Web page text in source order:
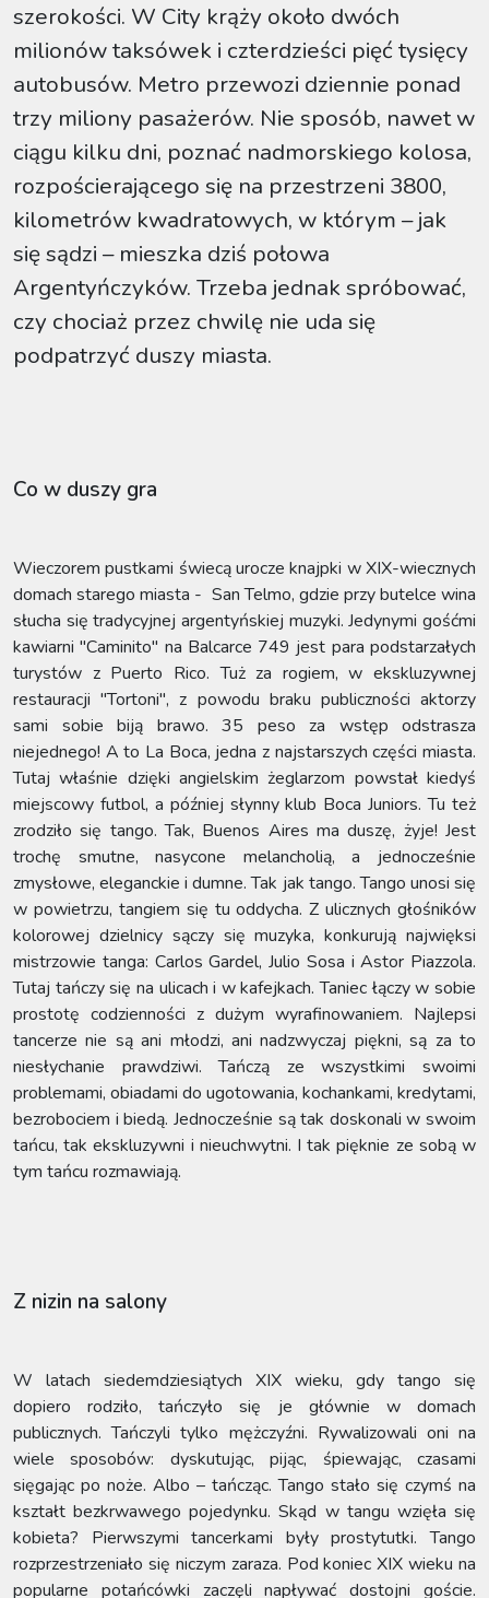
szerokości. W City krąży około dwóch
milionów taksówek i czterdzieści pięć tysięcy
autobusów. Metro przewozi dziennie ponad
trzy miliony pasażerów. Nie sposób, nawet w
ciągu kilku dni, poznać nadmorskiego kolosa,
rozpościerającego się na przestrzeni 3800,
kilometrów kwadratowych, w którym – jak
się sądzi – mieszka dziś połowa
Argentyńczyków. Trzeba jednak spróbować,
czy chociaż przez chwilę nie uda się
podpatrzyć duszy miasta.
Co w duszy gra
Wieczorem pustkami świecą urocze knajpki w XIX-wiecznych
domach starego miasta - San Telmo, gdzie przy butelce wina
słucha się tradycyjnej argentyńskiej muzyki. Jedynymi gośćmi
kawiarni "Caminito" na Balcarce 749 jest para podstarzałych
turystów z Puerto Rico. Tuż za rogiem, w ekskluzywnej
restauracji "Tortoni", z powodu braku publiczności aktorzy
sami sobie biją brawo. 35 peso za wstęp odstrasza
niejednego! A to La Boca, jedna z najstarszych części miasta.
Tutaj właśnie dzięki angielskim żeglarzom powstał kiedyś
miejscowy futbol, a później słynny klub Boca Juniors. Tu też
zrodziło się tango. Tak, Buenos Aires ma duszę, żyje! Jest
trochę smutne, nasycone melancholią, a jednocześnie
zmysłowe, eleganckie i dumne. Tak jak tango. Tango unosi się
w powietrzu, tangiem się tu oddycha. Z ulicznych głośników
kolorowej dzielnicy sączy się muzyka, konkurują najwięksi
mistrzowie tanga: Carlos Gardel, Julio Sosa i Astor Piazzola.
Tutaj tańczy się na ulicach i w kafejkach. Taniec łączy w sobie
prostotę codzienności z dużym wyrafinowaniem. Najlepsi
tancerze nie są ani młodzi, ani nadzwyczaj piękni, są za to
niesłychanie prawdziwi. Tańczą ze wszystkimi swoimi
problemami, obiadami do ugotowania, kochankami, kredytami,
bezrobociem i biedą. Jednocześnie są tak doskonali w swoim
tańcu, tak ekskluzywni i nieuchwytni. I tak pięknie ze sobą w
tym tańcu rozmawiają.
Z nizin na salony
W latach siedemdziesiątych XIX wieku, gdy tango się
dopiero rodziło, tańczyło się je głównie w domach
publicznych. Tańczyli tylko mężczyźni. Rywalizowali oni na
wiele sposobów: dyskutując, pijąc, śpiewając, czasami
sięgając po noże. Albo – tańcząc. Tango stało się czymś na
kształt bezkrwawego pojedynku. Skąd w tangu wzięła się
kobieta? Pierwszymi tancerkami były prostytutki. Tango
rozprzestrzeniało się niczym zaraza. Pod koniec XIX wieku na
popularne potańcówki zaczęli napływać dostojni goście.